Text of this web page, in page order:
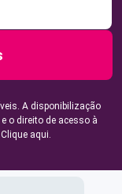
A disponibilização
o direito de acesso à
Clique aqui.